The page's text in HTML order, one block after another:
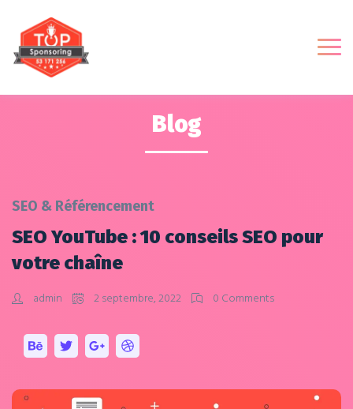
Blog
SEO & Référencement
SEO YouTube : 10 conseils SEO pour
votre chaîne
admin 2 septembre, 2022 0 Comments